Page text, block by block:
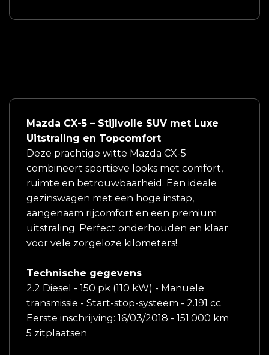
Mazda CX-5 – Stijlvolle SUV met Luxe
Uitstraling en Topcomfort
Deze prachtige witte Mazda CX-5
combineert sportieve looks met comfort,
ruimte en betrouwbaarheid. Een ideale
gezinswagen met een hoge instap,
aangenaam rijcomfort en een premium
uitstraling. Perfect onderhouden en klaar
voor vele zorgeloze kilometers!
Technische gegevens
2.2 Diesel - 150 pk (110 kW) - Manuele
transmissie - Start-stop-systeem - 2.191 cc
Eerste inschrijving: 16/03/2018 - 151.000 km
5 zitplaatsen